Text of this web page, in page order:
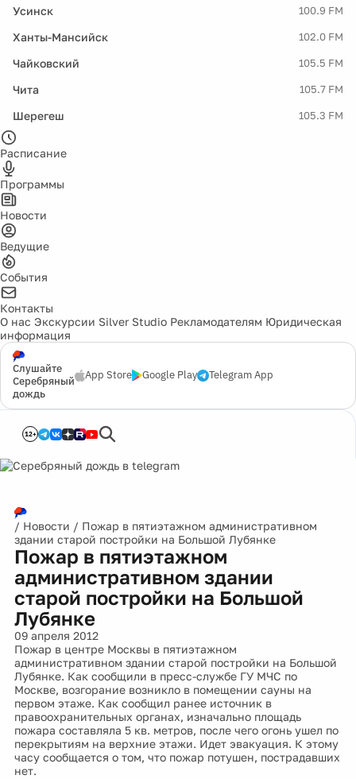
Усинск 100.9 FM
Ханты-Мансийск 102.0 FM
Чайковский 105.5 FM
Чита 105.7 FM
Шерегеш 105.3 FM
Расписание
Программы
Новости
Ведущие
События
Контакты
О нас Экскурсии Silver Studio Рекламодателям Юридическая
информация
Слушайте
Серебряный
дождь
App Store Google Play Telegram App
12+
/ Новости / Пожар в пятиэтажном административном
здании старой постройки на Большой Лубянке
Пожар в пятиэтажном
административном здании
старой постройки на Большой
Лубянке
09 апреля 2012
Пожар в центре Москвы в пятиэтажном
административном здании старой постройки на Большой
Лубянке. Как сообщили в пресс-службе ГУ МЧС по
Москве, возгорание возникло в помещении сауны на
первом этаже. Как сообщил ранее источник в
правоохранительных органах, изначально площадь
пожара составляла 5 кв. метров, после чего огонь ушел по
перекрытиям на верхние этажи. Идет эвакуация. К этому
часу сообщается о том, что пожар потушен, пострадавших
нет.